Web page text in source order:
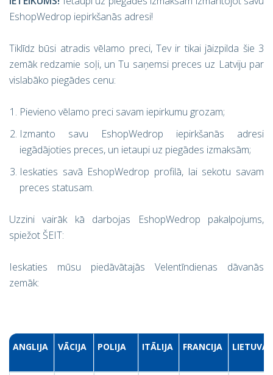
EshopWedrop iepirkšanās adresi!
Tiklīdz būsi atradis vēlamo preci, Tev ir tikai jāizpilda šie 3
zemāk redzamie soļi, un Tu saņemsi preces uz Latviju par
vislabāko piegādes cenu:
Pievieno vēlamo preci savam iepirkumu grozam;
Izmanto savu EshopWedrop iepirkšanās adresi
iegādājoties preces, un ietaupi uz piegādes izmaksām;
Ieskaties savā EshopWedrop profilā, lai sekotu savam
preces statusam.
Uzzini vairāk kā darbojas EshopWedrop pakalpojums,
spiežot ŠEIT:
Ieskaties mūsu piedāvātajās Velentīndienas dāvanās
zemāk:
ANGLIJA VĀCIJA POLIJA ITĀLIJA FRANCIJA LIETUVA